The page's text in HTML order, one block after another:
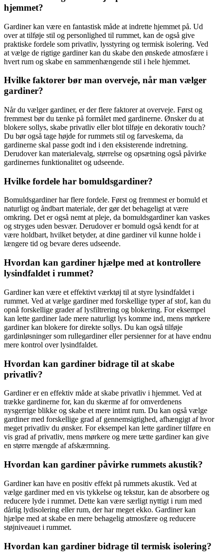
hjemmet?
Gardiner kan være en fantastisk måde at indrette hjemmet på. Ud
over at tilføje stil og personlighed til rummet, kan de også give
praktiske fordele som privatliv, lysstyring og termisk isolering. Ved
at vælge de rigtige gardiner kan du skabe den ønskede atmosfære i
hvert rum og skabe en sammenhængende stil i hele hjemmet.
Hvilke faktorer bør man overveje, når man vælger
gardiner?
Når du vælger gardiner, er der flere faktorer at overveje. Først og
fremmest bør du tænke på formålet med gardinerne. Ønsker du at
blokere sollys, skabe privatliv eller blot tilføje en dekorativ touch?
Du bør også tage højde for rummets stil og farveskema, da
gardinerne skal passe godt ind i den eksisterende indretning.
Derudover kan materialevalg, størrelse og opsætning også påvirke
gardinernes funktionalitet og udseende.
Hvilke fordele har bomuldsgardiner?
Bomuldsgardiner har flere fordele. Først og fremmest er bomuld et
naturligt og åndbart materiale, der gør det behageligt at være
omkring. Det er også nemt at pleje, da bomuldsgardiner kan vaskes
og stryges uden besvær. Derudover er bomuld også kendt for at
være holdbart, hvilket betyder, at dine gardiner vil kunne holde i
længere tid og bevare deres udseende.
Hvordan kan gardiner hjælpe med at kontrollere
lysindfaldet i rummet?
Gardiner kan være et effektivt værktøj til at styre lysindfaldet i
rummet. Ved at vælge gardiner med forskellige typer af stof, kan du
opnå forskellige grader af lysfiltrering og blokering. For eksempel
kan lette gardiner lade mere naturligt lys komme ind, mens mørkere
gardiner kan blokere for direkte sollys. Du kan også tilføje
gardinløsninger som rullegardiner eller persienner for at have endnu
mere kontrol over lysindfaldet.
Hvordan kan gardiner bidrage til at skabe
privatliv?
Gardiner er en effektiv måde at skabe privatliv i hjemmet. Ved at
trække gardinerne for, kan du skærme af for omverdenens
nysgerrige blikke og skabe et mere intimt rum. Du kan også vælge
gardiner med forskellige grad af gennemsigtighed, afhængigt af hvor
meget privatliv du ønsker. For eksempel kan lette gardiner tilføre en
vis grad af privatliv, mens mørkere og mere tætte gardiner kan give
en større mængde af afskærmning.
Hvordan kan gardiner påvirke rummets akustik?
Gardiner kan have en positiv effekt på rummets akustik. Ved at
vælge gardiner med en vis tykkelse og tekstur, kan de absorbere og
reducere lyde i rummet. Dette kan være særligt nyttigt i rum med
dårlig lydisolering eller rum, der har meget ekko. Gardiner kan
hjælpe med at skabe en mere behagelig atmosfære og reducere
støjniveauet i rummet.
Hvordan kan gardiner bidrage til termisk isolering?